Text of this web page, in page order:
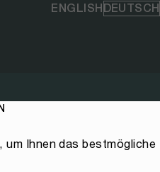
ENGLISHDEUTSCH
um Ihnen das